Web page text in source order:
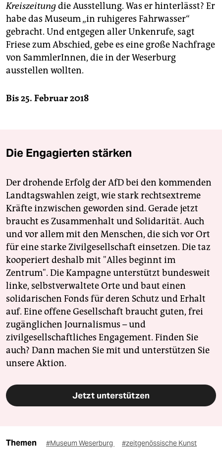
Kreiszeitungdie Ausstellung. Was er hinterlässt? Er
habe das Museum „in ruhigeres Fahrwasser“
gebracht. Und entgegen aller Unkenrufe, sagt
Friese zum Abschied, gebe es eine große Nachfrage
von SammlerInnen, die in der Weserburg
ausstellen wollten.
Bis 25. Februar 2018
Die Engagierten stärken
Der drohende Erfolg der AfD bei den kommenden
Landtagswahlen zeigt, wie stark rechtsextreme
Kräfte inzwischen geworden sind. Gerade jetzt
braucht es Zusammenhalt und Solidarität. Auch
und vor allem mit den Menschen, die sich vor Ort
für eine starke Zivilgesellschaft einsetzen. Die taz
kooperiert deshalb mit "Alles beginnt im
Zentrum". Die Kampagne unterstützt bundesweit
linke, selbstverwaltete Orte und baut einen
solidarischen Fonds für deren Schutz und Erhalt
auf. Eine offene Gesellschaft braucht guten, frei
zugänglichen Journalismus – und
zivilgesellschaftliches Engagement. Finden Sie
auch? Dann machen Sie mit und unterstützen Sie
unsere Aktion.
Jetzt unterstützen
Themen #Museum Weserburg #zeitgenössische Kunst